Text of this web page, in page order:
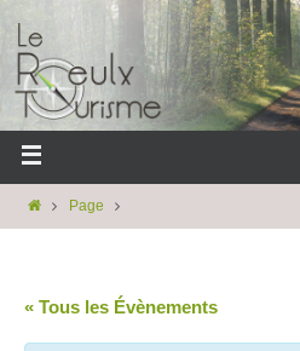
Page
« Tous les Évènements